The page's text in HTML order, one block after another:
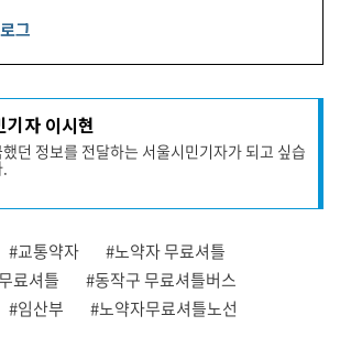
그
기자 이시현
던 정보를 전달하는 서울시민기자가 되고 싶습
.
#교통약자
#노약자 무료셔틀
료셔틀
#동작구 무료셔틀버스
#임산부 #노약자무료셔틀노선